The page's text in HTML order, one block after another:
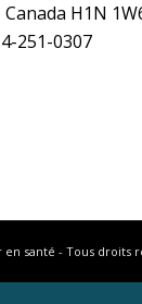
H1N
251-0307
santé - Tous droits